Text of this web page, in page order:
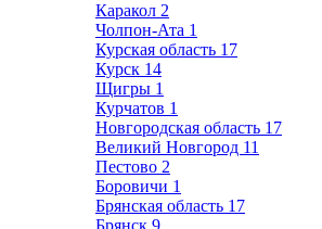
Каракол 2
Чолпон-Ата 1
Курская область 17
Курск 14
Щигры 1
Курчатов 1
Новгородская область 17
Великий Новгород 11
Пестово 2
Боровичи 1
Брянская область 17
Брянск 9